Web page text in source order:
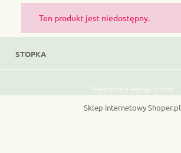
Ten produkt jest niedostępny.
STOPKA
Pokaż pełną wersję strony
Sklep internetowy Shoper.pl